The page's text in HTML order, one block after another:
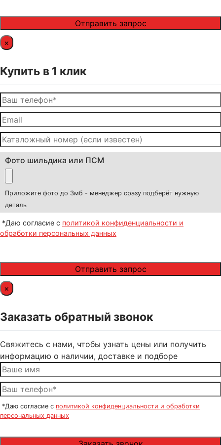
×
Купить в 1 клик
Фото шильдика или ПСМ
Приложите фото до 3мб - менеджер сразу подберёт нужную
деталь
*Даю согласие с политикой конфиденциальности и
обработки персональных данных
×
Заказать обратный звонок
Свяжитесь с нами, чтобы узнать цены или получить
информацию о наличии, доставке и подборе
*Даю согласие с политикой конфиденциальности и обработки
персональных данных